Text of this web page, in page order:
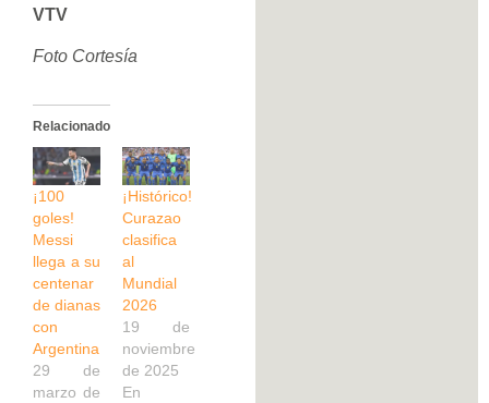
VTV
Foto Cortesía
Relacionado
¡100
goles!
Messi
llega a su
centenar
de dianas
con
Argentina
29 de
marzo de
¡Histórico!
Curazao
clasifica
al
Mundial
2026
19 de
noviembre
de 2025
En